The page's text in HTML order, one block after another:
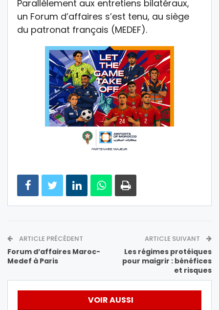
Parallèlement aux entretiens bilatéraux,
un Forum d’affaires s’est tenu, au siège
du patronat français (MEDEF).
ARTICLE PRÉCÉDENT
Forum d’affaires Maroc-
Medef à Paris
ARTICLE SUIVANT
Les régimes protéiques
pour maigrir : bénéfices
et risques
VOIR AUSSI